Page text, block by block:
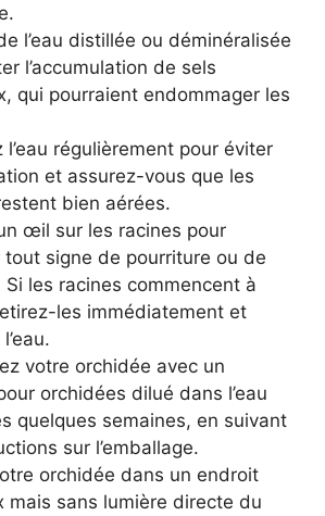
l’eau distillée ou déminéralisée
l’accumulation de sels
qui pourraient endommager les
l’eau régulièrement pour éviter
et assurez-vous que les
bien aérées.
œil sur les racines pour
signe de pourriture ou de
Si les racines commencent à
les immédiatement et
votre orchidée avec un
orchidées dilué dans l’eau
quelques semaines, en suivant
sur l’emballage.
orchidée dans un endroit
mais sans lumière directe du